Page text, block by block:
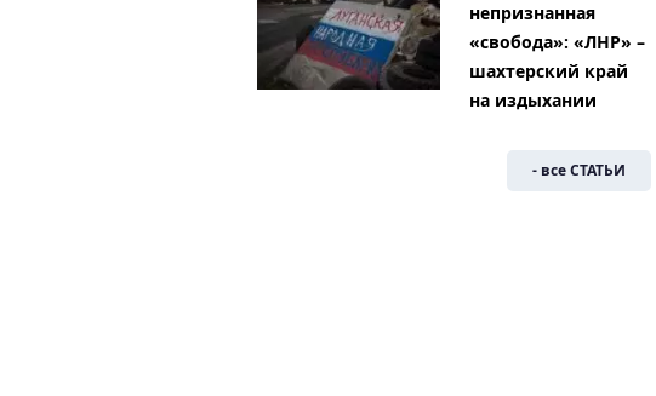
непризнанная
«свобода»: «ЛНР» –
шахтерский край
на издыхании
- все СТАТЬИ